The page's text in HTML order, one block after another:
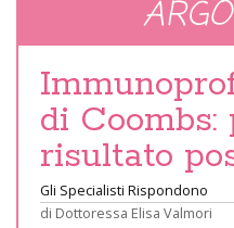
di Coombs:
risultato
Gli Specialisti Rispondono
di Dottoressa Elisa Valmori